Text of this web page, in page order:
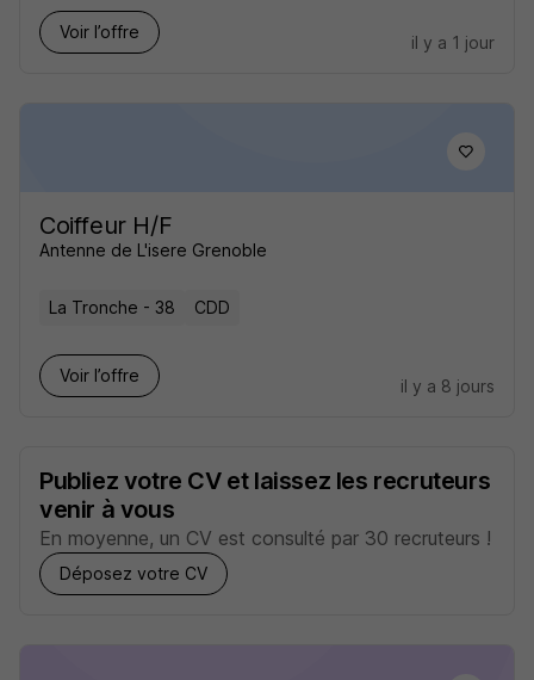
Voir l’offre
il y a 1 jour
Coiffeur H/F
Antenne de L'isere Grenoble
La Tronche - 38 CDD
Voir l’offre
il y a 8 jours
Publiez votre CV et laissez les recruteurs
venir à vous
En moyenne, un CV est consulté par 30 recruteurs !
Déposez votre CV